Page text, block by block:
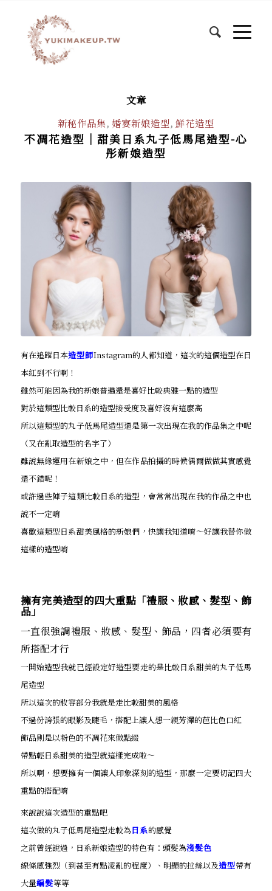
文章
新秘作品集, 婚宴新娘造型, 鮮花造型
不凋花造型｜甜美日系丸子低馬尾造型-心
彤新娘造型
有在追蹤日本造型師Instagram的人都知道，這次的這個造型在日
本紅到不行啊！
雖然可能因為我的新娘普遍還是喜好比較典雅一點的造型
對於這類型比較日系的造型接受度及喜好沒有這麼高
所以這類型的丸子低馬尾造型還是第一次出現在我的作品集之中呢
（又在亂取造型的名字了）
雖說無緣運用在新娘之中，但在作品拍攝的時候偶爾做做其實感覺
還不錯呢！
或許過些陣子這類比較日系的造型，會常常出現在我的作品之中也
說不一定唷
喜歡這類型日系甜美風格的新娘們，快讓我知道唷～好讓我替你做
這樣的造型唷
擁有完美造型的四大重點「禮服、妝感、髮型、飾
品」
一直很強調禮服、妝感、髮型、飾品，四者必須要有
所搭配才行
一開始造型我就已經設定好造型要走的是比較日系甜美的丸子低馬
尾造型
所以這次的妝容部分我就是走比較甜美的風格
不過份誇張的眼影及睫毛，搭配上讓人想一親芳澤的芭比色口紅
飾品則是以粉色的不凋花來做點綴
帶點輕日系甜美的造型就這樣完成啦～
所以啊，想要擁有一個讓人印象深刻的造型，那麼一定要切記四大
重點的搭配唷
來說說這次造型的重點吧
這次做的丸子低馬尾造型走較為日系的感覺
之前曾經說過，日系新娘造型的特色有：頭髮為淺髮色
線條感強烈（到甚至有點凌亂的程度）、明顯的拉絲以及造型帶有
大量編髮等等